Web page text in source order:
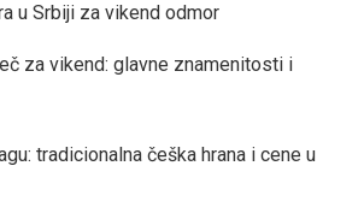
u Srbiji za vikend odmor
za vikend: glavne znamenitosti i
tradicionalna češka hrana i cene u